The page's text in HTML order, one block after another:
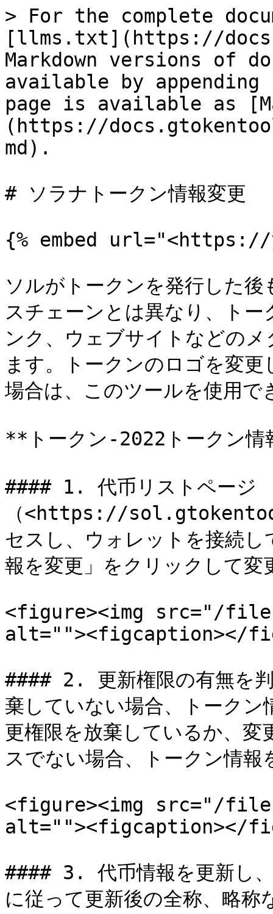
> For the complete
[llms.txt](https://
Markdown versions of
available by
page is available as
(https://
md).
# ソラナトークン情報変更
{% embed url="<https://
ソルがトークンを発行した
スチェーンとは異なり、ト
ンク、ウェブサイトなどの
ます。トークンのロゴを変
場合は、このツールを使用で
**トークン-2022トークン
#### 1. 代币リストページ
（<https://
セスし、ウォレットを接続
報を変更」をクリックして
<figure><img src="/files/
alt=""><figcaption></
#### 2. 更新権限の有無を
棄していない場合、トーク
更権限を放棄しているか、
スでない場合、トークン情
<figure><img src="/files/
alt=""><figcaption></
#### 3. 代币情報を更新し、
に従って更新後の全称、略